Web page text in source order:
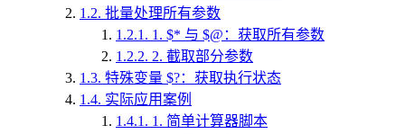
1.2. 批量处理所有参数
1.2.1. 1. $* 与 $@：获取所有参数
1.2.2. 2. 截取部分参数
1.3. 特殊变量 $?：获取执行状态
1.4. 实际应用案例
1.4.1. 1. 简单计算器脚本